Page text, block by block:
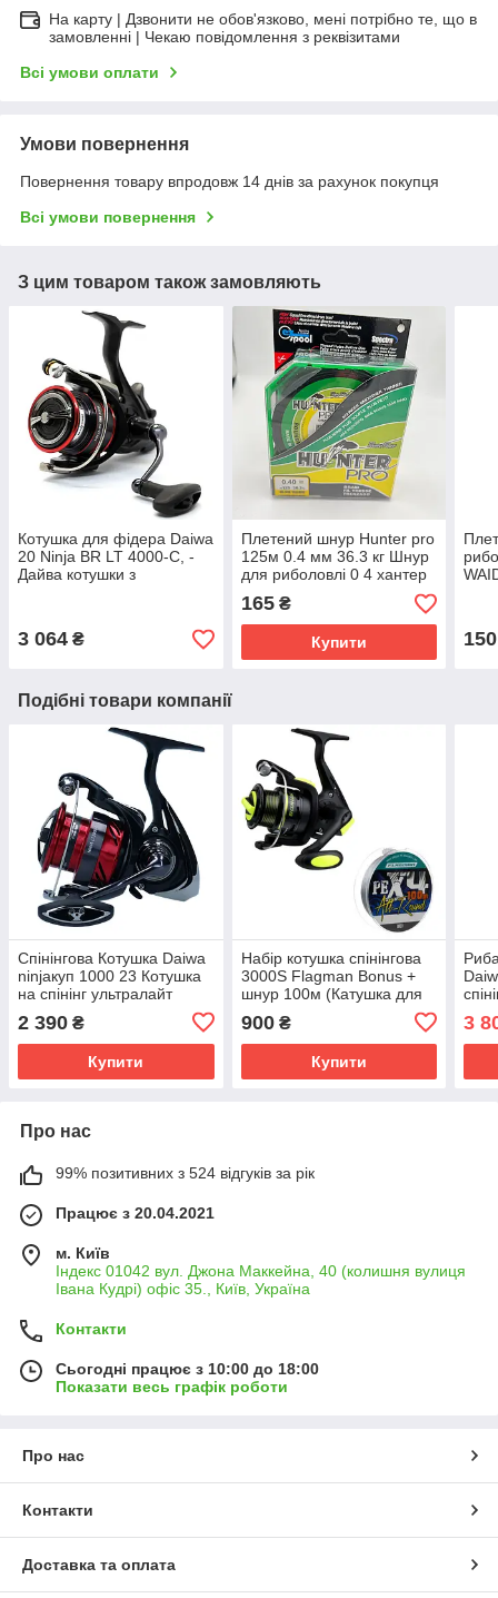
На карту | Дзвонити не обов'язково, мені потрібно те, що в
замовленні | Чекаю повідомлення з реквізитами
Всі умови оплати
Умови повернення
Повернення товару впродовж 14 днів за рахунок покупця
Всі умови повернення
З цим товаром також замовляють
Котушка для фідера Daiwa
20 Ninja BR LT 4000-C, -
Дайва котушки з
3 064 ₴
Плетений шнур Hunter pro
125м 0.4 мм 36.3 кг Шнур
для риболовлі 0 4 хантер
165₴
Купити 150
Подібні товари компанії
Спінінгова Котушка Daiwa
ninjaкуп 1000 23 Котушка
на спінінг ультралайт
2 390 ₴
Купити
Набір котушка спінінгова
3000S Flagman Bonus +
шнур 100м (Катушка для
900₴
Купити
3
Про нас
99% позитивних з 524 відгуків за рік
Працює з 20.04.2021
м. Київ
Індекс 01042 вул. Джона Маккейна, 40 (колишня вулиця
Івана Кудрі) офіс 35., Київ, Україна
Контакти
Сьогодні працює з 10:00 до 18:00
Показати весь графік роботи
Про нас
Контакти
Доставка та оплата